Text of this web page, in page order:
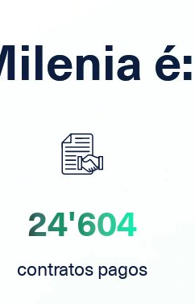
é:
24'604
contratos pagos